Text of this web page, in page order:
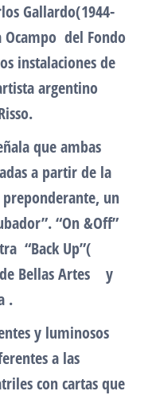
Gallardo(1944-
Ocampo del Fondo
instalaciones de
argentino
que ambas
a partir de la
un
“On &Off”
“Back Up”(
Bellas Artes y
.
y luminosos
a las
con cartas que